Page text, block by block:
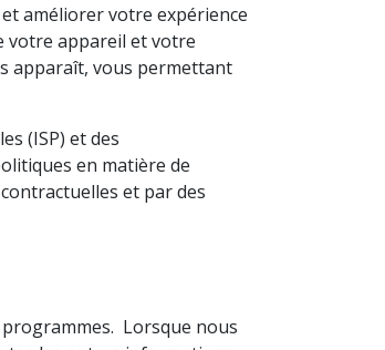
améliorer votre expérience
votre appareil et votre
apparaît, vous permettant
(ISP) et des
en matière de
et par des
Lorsque nous